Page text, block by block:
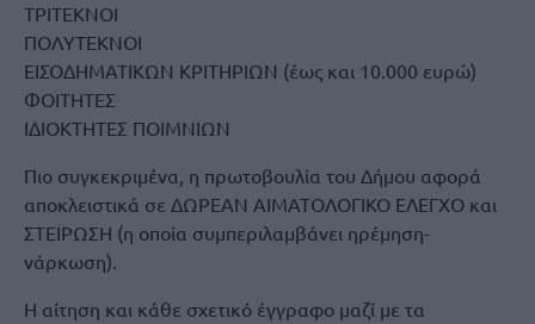
ΤΡΙΤΕΚΝΟΙ
ΠΟΛΥΤΕΚΝΟΙ
ΕΙΣΟΔΗΜΑΤΙΚΩΝ ΚΡΙΤΗΡΙΩΝ (έως και 10.000 ευρώ)
ΦΟΙΤΗΤΕΣ
ΙΔΙΟΚΤΗΤΕΣ ΠΟΙΜΝΙΩΝ
Πιο συγκεκριμένα, η πρωτοβουλία του Δήμου αφορά
αποκλειστικά σε ΔΩΡΕΑΝ ΑΙΜΑΤΟΛΟΓΙΚΟ ΕΛΕΓΧΟ και
ΣΤΕΙΡΩΣΗ (η οποία συμπεριλαμβάνει ηρέμηση-
νάρκωση).
Η αίτηση και κάθε σχετικό έγγραφο μαζί με τα